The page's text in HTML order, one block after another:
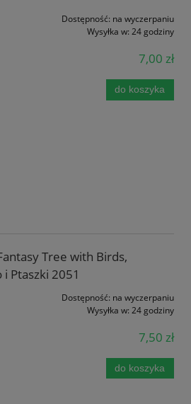
Dostępność: na wyczerpaniu
Wysyłka w: 24 godziny
7,00 zł
do koszyka
Tree with Birds,
Ptaszki 2051
Dostępność: na wyczerpaniu
Wysyłka w: 24 godziny
7,50 zł
do koszyka